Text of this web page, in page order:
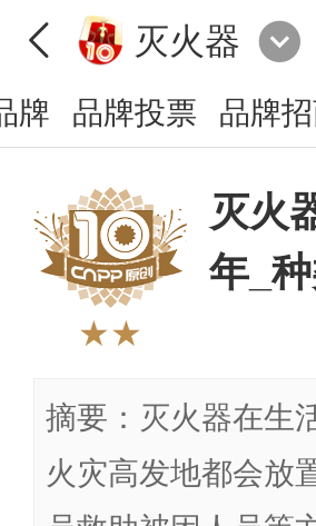
灭火器
牌 品牌投票 品牌
★★
灭火
年_
摘要：灭火器在生
火灾高发地都会放